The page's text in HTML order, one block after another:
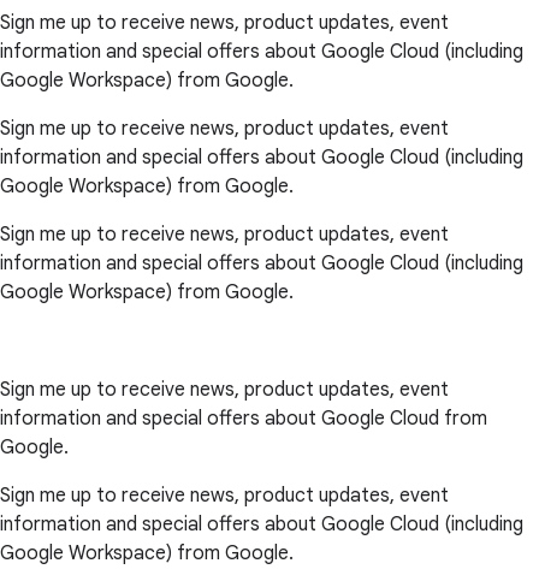
Sign me up to receive news, product updates, event
information and special offers about Google Cloud (including
Google Workspace) from Google.
Sign me up to receive news, product updates, event
information and special offers about Google Cloud (including
Google Workspace) from Google.
Sign me up to receive news, product updates, event
information and special offers about Google Cloud (including
Google Workspace) from Google.
Sign me up to receive news, product updates, event
information and special offers about Google Cloud from
Google.
Sign me up to receive news, product updates, event
information and special offers about Google Cloud (including
Google Workspace) from Google.